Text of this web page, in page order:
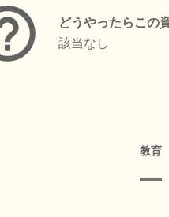
どうやったらこの
該当なし
教育